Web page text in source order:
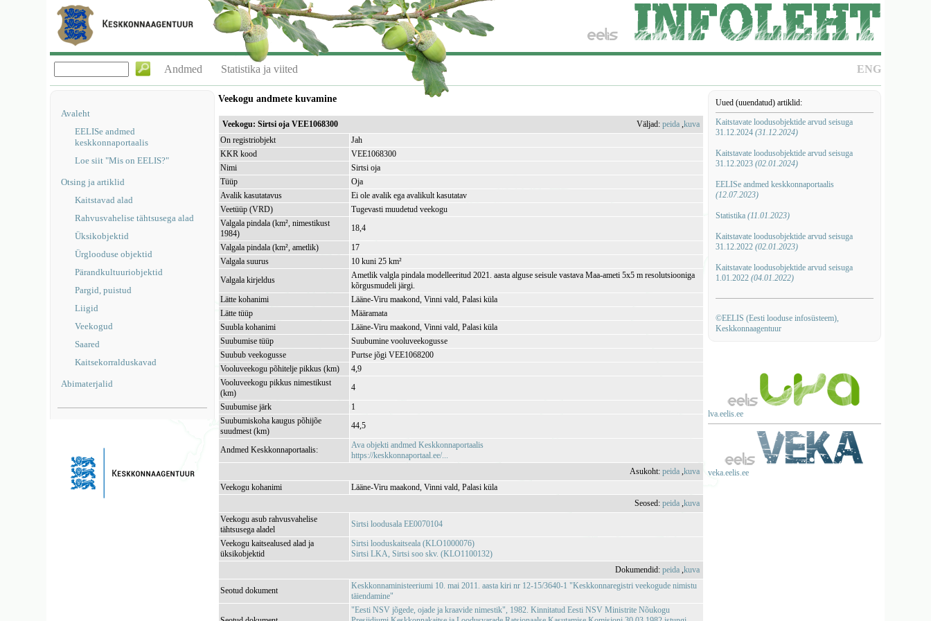
ENG
Andmed Statistika ja viited
Avaleht
EELISe andmed
keskkonnaportaalis
Loe siit "Mis on EELIS?"
Otsing ja artiklid
Kaitstavad alad
Rahvusvahelise tähtsusega alad
Üksikobjektid
Ürglooduse objektid
Pärandkultuuriobjektid
Pargid, puistud
Liigid
Veekogud
Saared
Kaitsekorralduskavad
Abimaterjalid
Uued (uuendatud) artiklid:
Kaitstavate loodusobjektide arvud seisuga
31.12.2024 (31.12.2024)
Kaitstavate loodusobjektide arvud seisuga
31.12.2023 (02.01.2024)
EELISe andmed keskkonnaportaalis
(12.07.2023)
Statistika (11.01.2023)
Kaitstavate loodusobjektide arvud seisuga
31.12.2022 (02.01.2023)
Kaitstavate loodusobjektide arvud seisuga
1.01.2022 (04.01.2022)
©EELIS (Eesti looduse infosüsteem),
Keskkonnaagentuur
lva.eelis.ee
veka.eelis.ee
Veekogu andmete kuvamine
Veekogu: Sirtsi oja VEE1068300 Väljad:peida ,kuva
On registriobjekt
Jah
KKR kood
VEE1068300
Nimi
Sirtsi oja
Tüüp
Oja
Avalik kasutatavus
Ei ole avalik ega avalikult kasutatav
Veetüüp (VRD)
Tugevasti muudetud veekogu
Valgala pindala (km², nimestikust
1984)
18,4
Valgala pindala (km², ametlik)
17
Valgala suurus
10 kuni 25 km²
Valgala kirjeldus
Ametlik valgla pindala modelleeritud 2021. aasta alguse seisule vastava Maa-ameti 5x5 m resolutsiooniga
kõrgusmudeli järgi.
Lätte kohanimi
Lääne-Viru maakond, Vinni vald, Palasi küla
Lätte tüüp
Määramata
Suubla kohanimi
Lääne-Viru maakond, Vinni vald, Palasi küla
Suubumise tüüp
Suubumine vooluveekogusse
Suubub veekogusse
Purtse jõgi VEE1068200
Vooluveekogu põhitelje pikkus (km)
4,9
Vooluveekogu pikkus nimestikust
(km)
4
Suubumise järk
1
Suubumiskoha kaugus põhijõe
suudmest (km)
44,5
Andmed Keskkonnaportaalis:
Ava objekti andmed Keskkonnaportaalis
https://keskkonnaportaal.ee/...
Asukoht:peida ,kuva
Veekogu kohanimi
Lääne-Viru maakond, Vinni vald, Palasi küla
Seosed:peida ,kuva
Veekogu asub rahvusvahelise
tähtsusega aladel
Sirtsi loodusala EE0070104
Veekogu kaitsealused alad ja
üksikobjektid
Sirtsi looduskaitseala (KLO1000076)
Sirtsi LKA, Sirtsi soo skv. (KLO1100132)
Dokumendid:peida ,kuva
Seotud dokument
Keskkonnaministeeriumi 10. mai 2011. aasta kiri nr 12-15/3640-1 "Keskkonnaregistri veekogude nimistu
täiendamine"
"Eesti NSV jõgede, ojade ja kraavide nimestik", 1982. Kinnitatud Eesti NSV Ministrite Nõukogu